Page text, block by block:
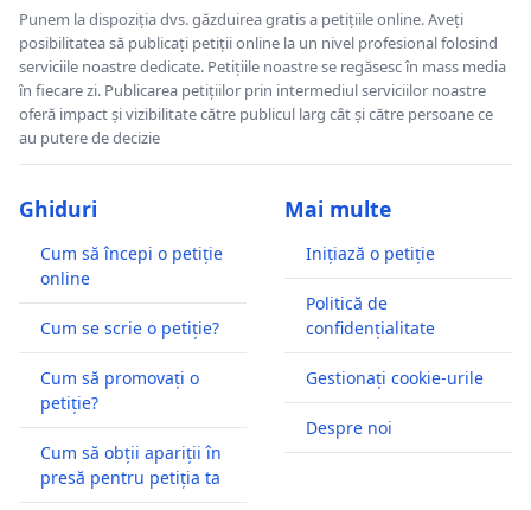
Punem la dispoziția dvs. găzduirea gratis a petițiile online. Aveți
posibilitatea să publicați petiții online la un nivel profesional folosind
serviciile noastre dedicate. Petițiile noastre se regăsesc în mass media
în fiecare zi. Publicarea petițiilor prin intermediul serviciilor noastre
oferă impact și vizibilitate către publicul larg cât și către persoane ce
au putere de decizie
Ghiduri
Cum să începi o petiție
online
Cum se scrie o petiție?
Cum să promovați o
petiție?
Cum să obții apariții în
presă pentru petiția ta
Mai multe
Inițiază o petiție
Politică de
confidențialitate
Gestionați cookie-urile
Despre noi